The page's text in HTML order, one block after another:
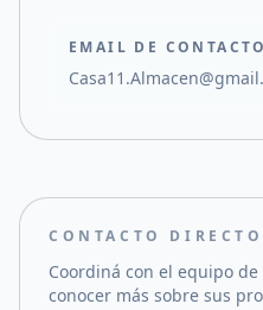
EMAIL DE CONTACTO
CONTACTO DIRECTO
Coordiná con el equipo de
conocer más sobre sus